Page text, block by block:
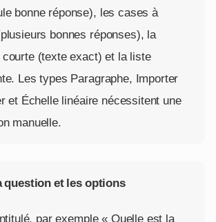
bonne réponse), les cases à
bonnes réponses), la
courte (texte exact) et la liste
Les types Paragraphe, Importer
et Échelle linéaire nécessitent une
manuelle.
question et les options
par exemple « Quelle est la